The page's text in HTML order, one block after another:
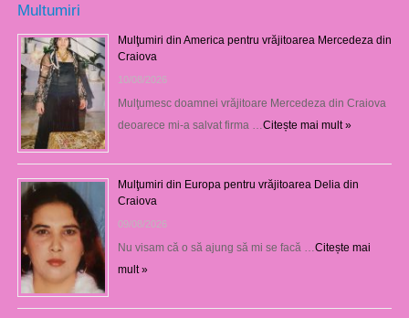
Multumiri
Mulţumiri din America pentru vrăjitoarea Mercedeza din
Craiova
10/08/2026
Mulţumesc doamnei vrăjitoare Mercedeza din Craiova
deoarece mi-a salvat firma … Citește mai mult »
Mulţumiri din Europa pentru vrăjitoarea Delia din
Craiova
09/08/2026
Nu visam că o să ajung să mi se facă … Citește mai
mult »